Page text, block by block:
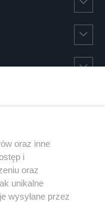
oraz inne
i
oraz
unikalne
wysyłane przez